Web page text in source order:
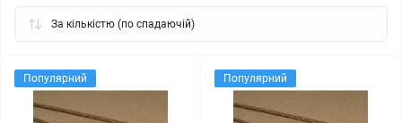
Популярний Популярний